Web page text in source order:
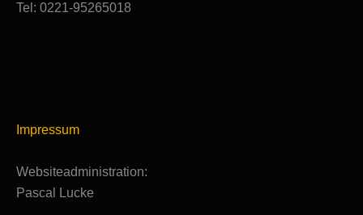
Tel: 0221-95265018
Impressum
Websiteadministration:
Pascal Lucke